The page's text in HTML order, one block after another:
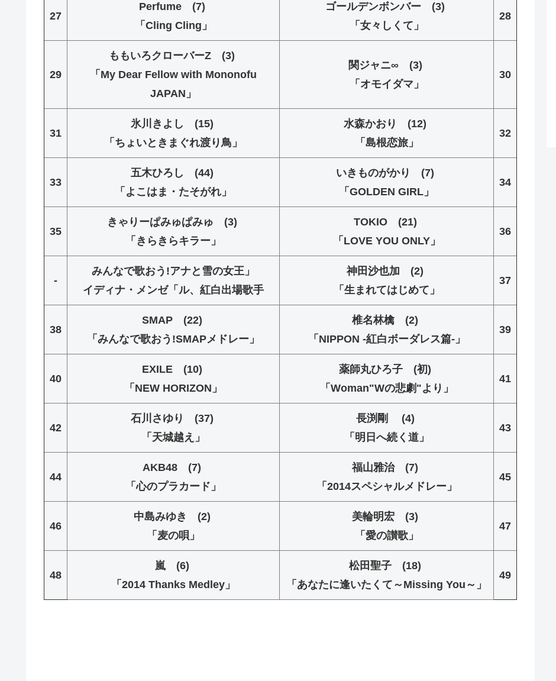
27
Perfume (7)
「Cling Cling」
ゴールデンボンバー (3)
「女々しくて」
28
29
ももいろクローバーZ (3)
「My Dear Fellow with Mononofu
JAPAN」
関ジャニ∞ (3)
「オモイダマ」
30
31
氷川きよし (15)
「ちょいときまぐれ渡り鳥」
水森かおり (12)
「島根恋旅」
32
33
五木ひろし (44)
「よこはま・たそがれ」
いきものがかり (7)
「GOLDEN GIRL」
34
35
きゃりーぱみゅぱみゅ (3)
「きらきらキラー」
TOKIO (21)
「LOVE YOU ONLY」
36
-
みんなで歌おう!アナと雪の女王」
イディナ・メンゼ「 ル、紅白出場歌手
神田沙也加 (2)
「生まれてはじめて」
37
38
SMAP (22)
「みんなで歌おう!SMAPメドレー」
椎名林檎 (2)
「NIPPON -紅白ボーダレス篇-」
39
40
EXILE (10)
「NEW HORIZON」
薬師丸ひろ子 (初)
「Woman"Wの悲劇"より」
41
42
石川さゆり (37)
「天城越え」
長渕剛 (4)
「明日へ続く道」
43
44
AKB48 (7)
「心のプラカード」
福山雅治 (7)
「2014スペシャルメドレー」
45
46
中島みゆき (2)
「麦の唄」
美輪明宏 (3)
「愛の讃歌」
47
48
嵐 (6)
「2014 Thanks Medley」
松田聖子 (18)
「あなたに逢いたくて～Missing You～」
49